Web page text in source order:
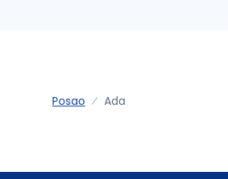
Posao Ada